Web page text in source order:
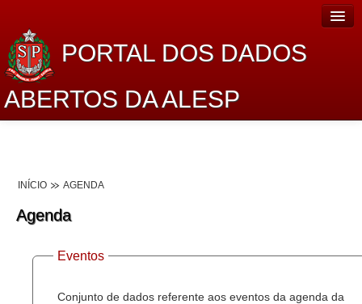
PORTAL DOS DADOS
ABERTOS DA ALESP
Lei de Acesso à Informação
Dados Governamentais Abertos
Planejamento
INÍCIO AGENDA
Agenda
Eventos
Conjunto de dados referente aos eventos da agenda da